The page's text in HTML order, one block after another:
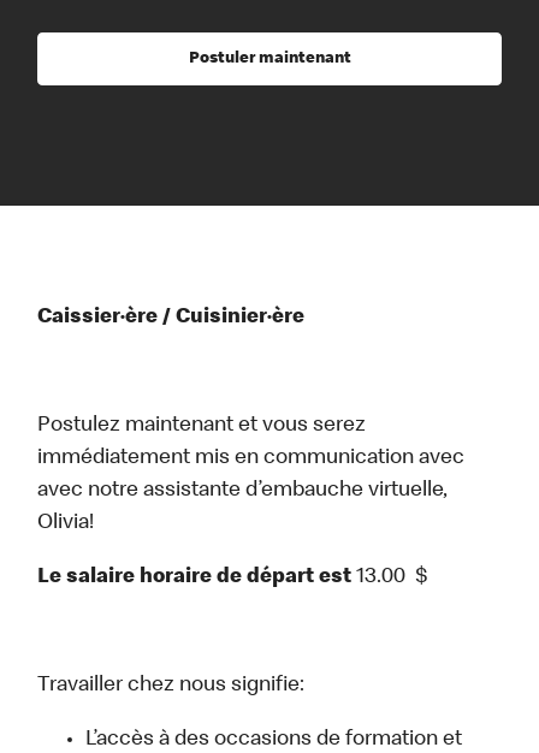
Postuler maintenant
Caissier·ère / Cuisinier·ère
Postulez maintenant et vous serez
immédiatement mis en communication avec
avec notre assistante d’embauche virtuelle,
Olivia!
Le salaire horaire de départ est 13.00 $
Travailler chez nous signifie:
L’accès à des occasions de formation et